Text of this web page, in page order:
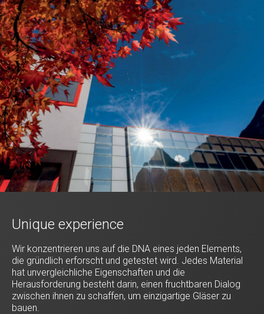
Unique experience
Wir konzentrieren uns auf die DNA eines jeden Elements,
die gründlich erforscht und getestet wird. Jedes Material
hat unvergleichliche Eigenschaften und die
Herausforderung besteht darin, einen fruchtbaren Dialog
zwischen ihnen zu schaffen, um einzigartige Gläser zu
bauen.